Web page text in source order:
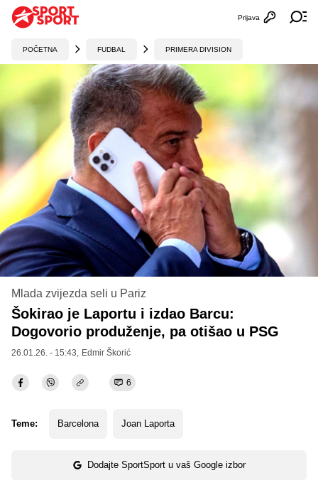
Otvori
Prijava
POČETNA FUDBAL PRIMERA DIVISION
Mlada zvijezda seli u Pariz
Šokirao je Laportu i izdao Barcu:
Dogovorio produženje, pa otišao u PSG
26.01.26. - 15:43, Edmir Škorić
6
Teme: Barcelona Joan Laporta
Dodajte SportSport u vaš Google izbor